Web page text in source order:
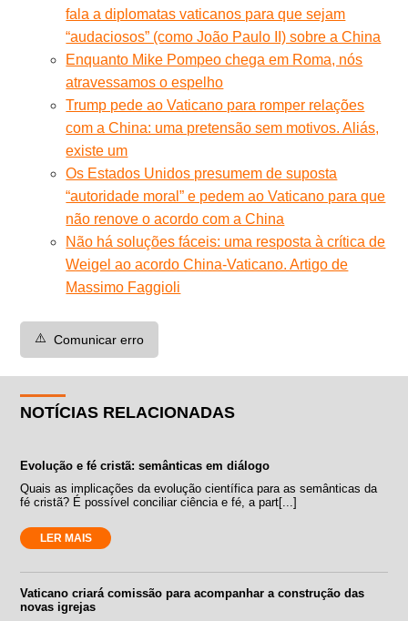
fala a diplomatas vaticanos para que sejam
“audaciosos” (como João Paulo II) sobre a China
Enquanto Mike Pompeo chega em Roma, nós
atravessamos o espelho
Trump pede ao Vaticano para romper relações
com a China: uma pretensão sem motivos. Aliás,
existe um
Os Estados Unidos presumem de suposta
“autoridade moral” e pedem ao Vaticano para que
não renove o acordo com a China
Não há soluções fáceis: uma resposta à crítica de
Weigel ao acordo China-Vaticano. Artigo de
Massimo Faggioli
⚠️ Comunicar erro
NOTÍCIAS RELACIONADAS
Evolução e fé cristã: semânticas em diálogo
Quais as implicações da evolução científica para as semânticas da
fé cristã? É possível conciliar ciência e fé, a part[...]
LER MAIS
Vaticano criará comissão para acompanhar a construção das
novas igrejas